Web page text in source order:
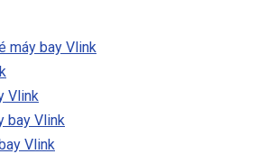
máy bay Vlink
Vlink
bay Vlink
Vlink